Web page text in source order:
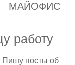
МАЙОФИС
работу
Пишу посты об